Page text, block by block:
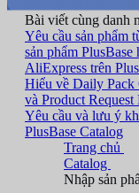
Bài viết cùng danh
Yêu cầu sản phẩm
sản phẩm
AliExpress trên
Hiểu về Daily Pack
và Product Request
Yêu cầu và lưu ý
PlusBase Catalog
Trang chủ
Catalog
Nhập sản